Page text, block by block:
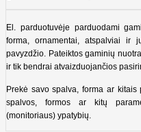
El. parduotuvėje parduodami
forma, ornamentai, atspalviai ir
pavyzdžio. Pateiktos gaminių
ir tik bendrai atvaizduojančios
Prekė savo spalva, forma ar
spalvos, formos ar kitų
(monitoriaus) ypatybių.